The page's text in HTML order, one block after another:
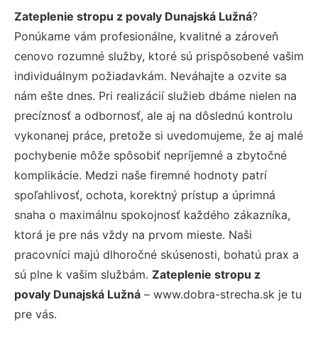
Zateplenie stropu z povaly Dunajská Lužná?
Ponúkame vám profesionálne, kvalitné a zároveň
cenovo rozumné služby, ktoré sú prispôsobené vašim
individuálnym požiadavkám. Neváhajte a ozvite sa
nám ešte dnes. Pri realizácií služieb dbáme nielen na
precíznosť a odbornosť, ale aj na dôslednú kontrolu
vykonanej práce, pretože si uvedomujeme, že aj malé
pochybenie môže spôsobiť nepríjemné a zbytočné
komplikácie. Medzi naše firemné hodnoty patrí
spoľahlivosť, ochota, korektný prístup a úprimná
snaha o maximálnu spokojnosť každého zákazníka,
ktorá je pre nás vždy na prvom mieste. Naši
pracovníci majú dlhoročné skúsenosti, bohatú prax a
sú plne k vašim službám. Zateplenie stropu z
povaly Dunajská Lužná – www.dobra-strecha.sk je tu
pre vás.